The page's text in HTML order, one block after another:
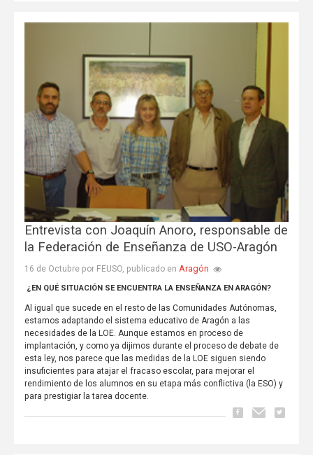
Entrevista con Joaquín Anoro, responsable de
la Federación de Enseñanza de USO-Aragón
16 de Octubre por FEUSO, publicado en Aragón
¿EN QUÉ SITUACIÓN SE ENCUENTRA LA ENSEÑANZA EN ARAGÓN?
Al igual que sucede en el resto de las Comunidades Autónomas,
estamos adaptando el sistema educativo de Aragón a las
necesidades de la LOE. Aunque estamos en proceso de
implantación, y como ya dijimos durante el proceso de debate de
esta ley, nos parece que las medidas de la LOE siguen siendo
insuficientes para atajar el fracaso escolar, para mejorar el
rendimiento de los alumnos en su etapa más conflictiva (la ESO) y
para prestigiar la tarea docente.